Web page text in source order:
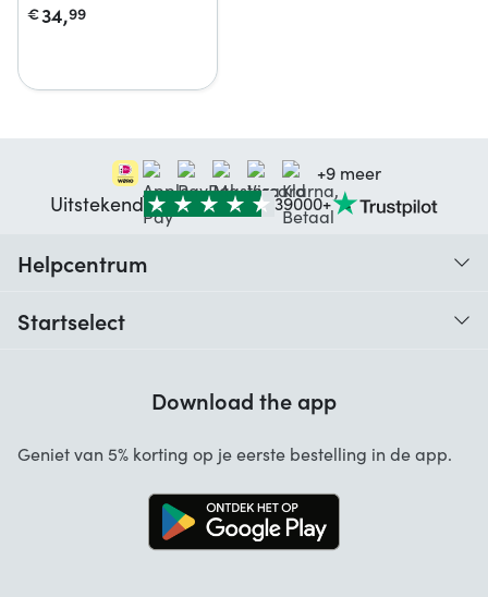
€34,99
+9 meer
Uitstekend 39000+
Helpcentrum
Startselect
Startselect App
Download the app
Geniet van 5% korting op je eerste bestelling in de app.